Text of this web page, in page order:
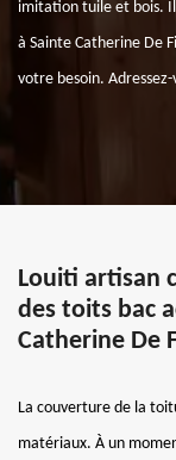
imitation tuile et bois.
à Sainte Catherine De
votre besoin.
Louiti artisan
des toits bac
Catherine De
La couverture de la
matériaux. À un